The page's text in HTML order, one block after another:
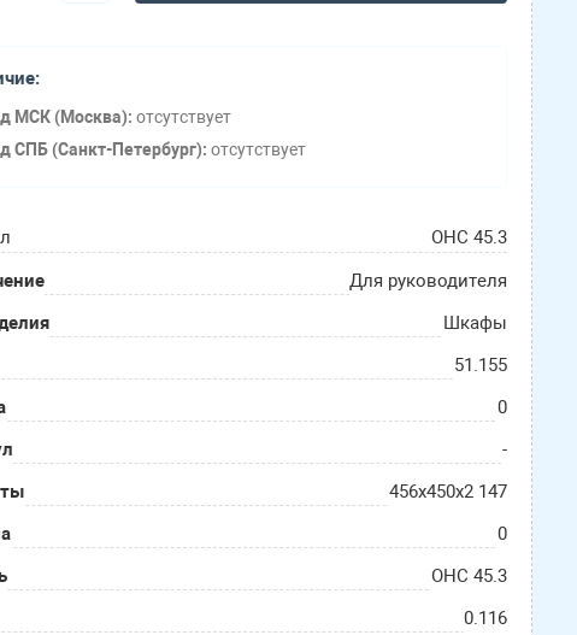
МСК (Москва): отсутствует
СПБ (Санкт-Петербург): отсутствует
OHC 45.3
Для руководителя
Шкафы
51.155
0
-
456х450х2 147
0
OHC 45.3
0.116